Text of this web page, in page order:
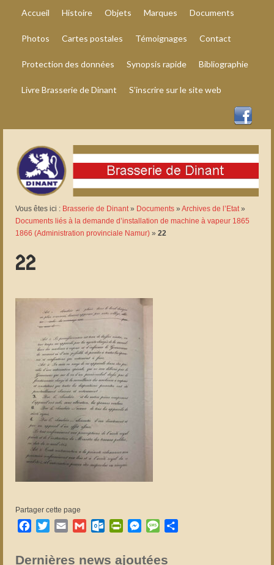
Accueil Histoire Objets Marques Documents
Photos Cartes postales Témoignages Contact
Protection des données Synopsis rapide Bibliographie
Livre Brasserie de Dinant S’inscrire sur le site web
Vous êtes ici : Brasserie de Dinant» Documents » Archives de l’Etat»
Documents liés à la demande d’installation de machine à vapeur 1865
1866 (Administration provinciale Namur) » 22
22
Partager cette page
Facebook
TwitterEmail GmailOutlook.com
PrintFriendly
Messenger
Message
Dernières news ajoutées